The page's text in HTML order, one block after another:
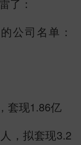
了：
公司名单：
套现1.86亿
，拟套现3.2